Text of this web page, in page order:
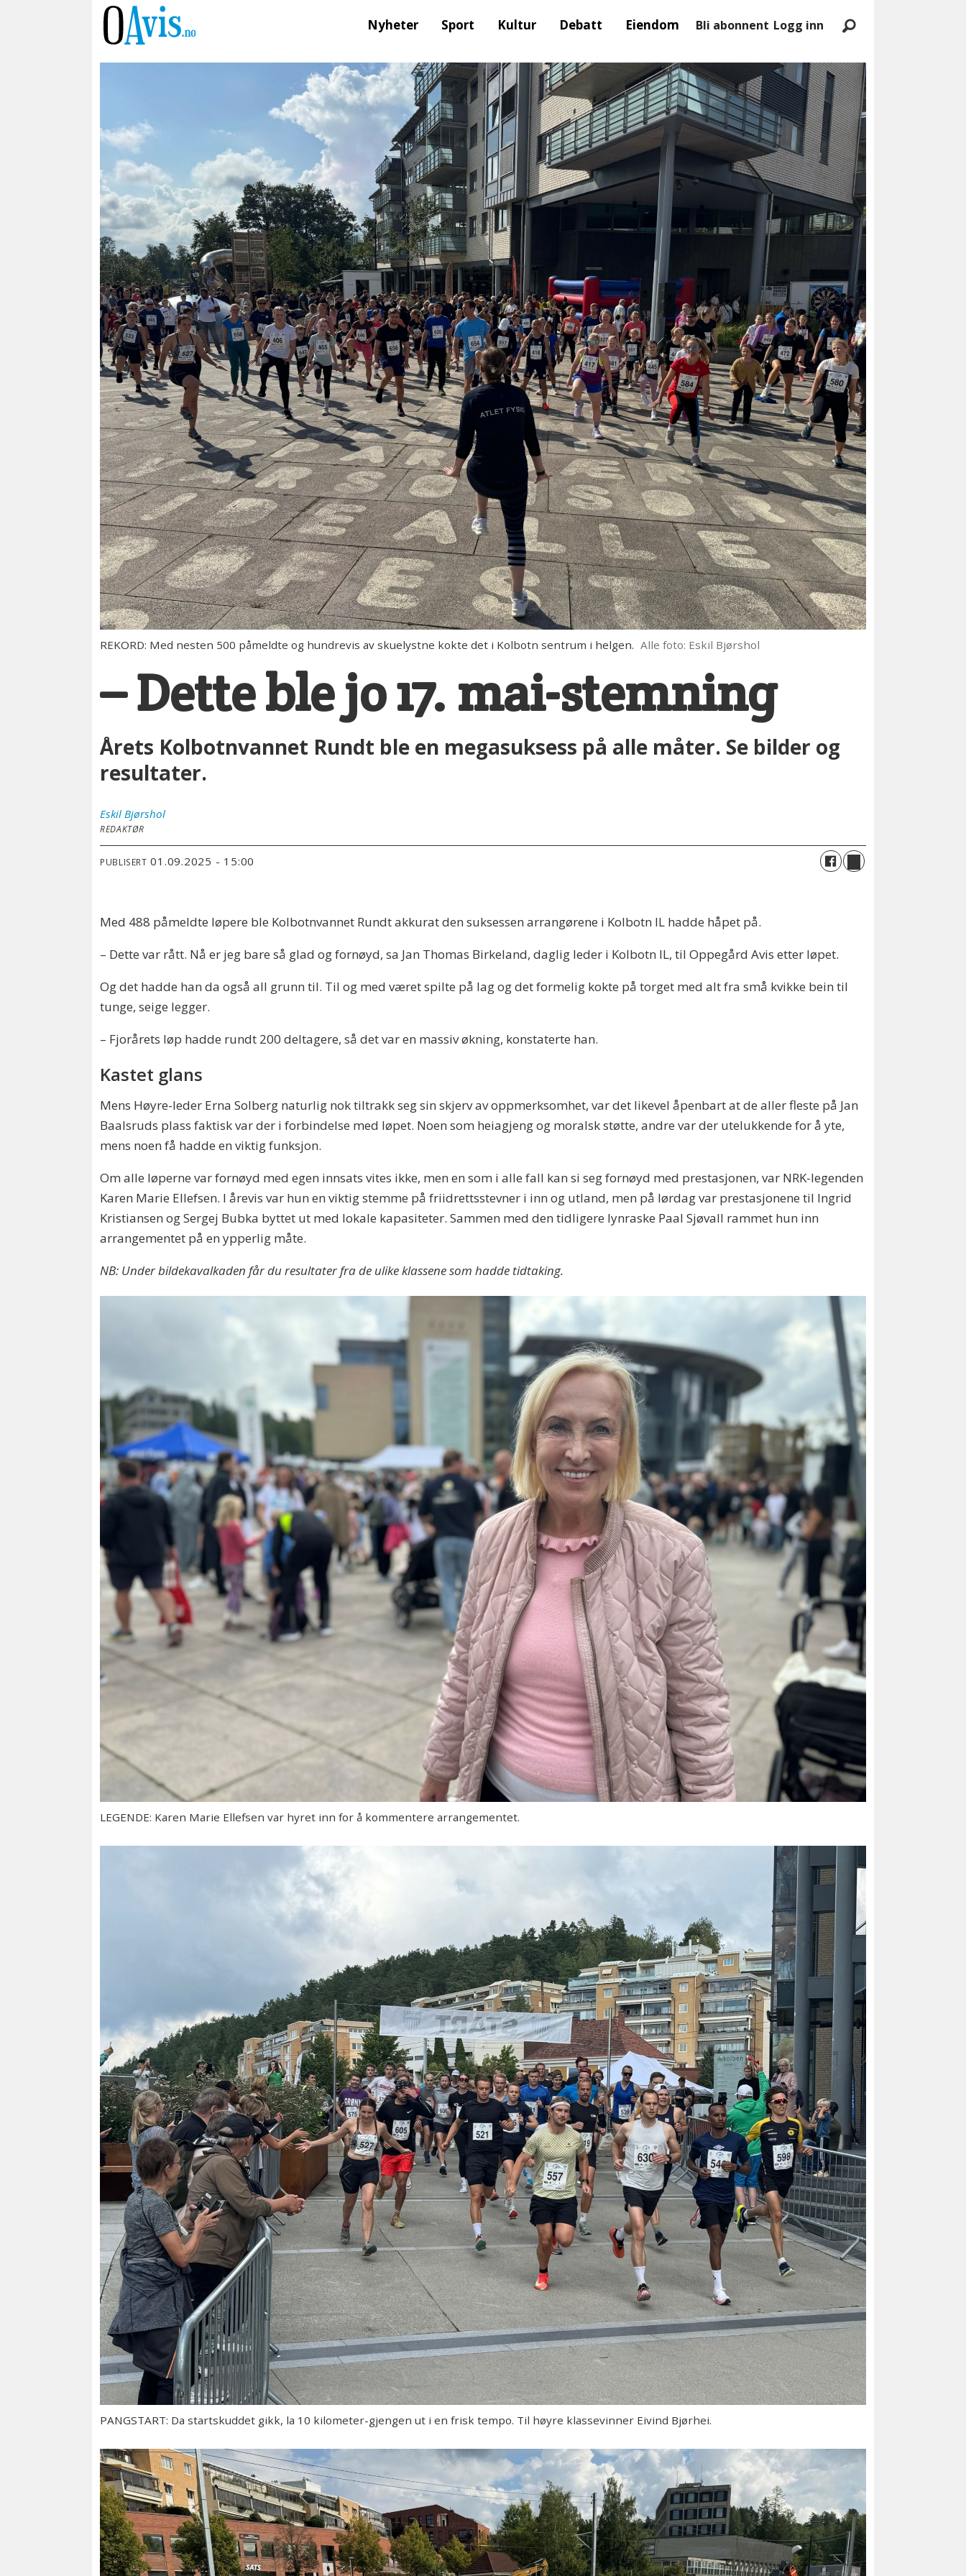
Nyheter Sport Kultur Debatt Eiendom Bli abonnent Logg inn
REKORD: Med nesten 500 påmeldte og hundrevis av skuelystne kokte det i Kolbotn sentrum i helgen. Alle foto: Eskil Bjørshol
– Dette ble jo 17. mai-stemning
Årets Kolbotnvannet Rundt ble en megasuksess på alle måter. Se bilder og
resultater.
Eskil Bjørshol
REDAKTØR
PUBLISERT 01.09.2025 - 15:00
Med 488 påmeldte løpere ble Kolbotnvannet Rundt akkurat den suksessen arrangørene i Kolbotn IL hadde håpet på.
– Dette var rått. Nå er jeg bare så glad og fornøyd, sa Jan Thomas Birkeland, daglig leder i Kolbotn IL, til Oppegård Avis etter løpet.
Og det hadde han da også all grunn til. Til og med været spilte på lag og det formelig kokte på torget med alt fra små kvikke bein til
tunge, seige legger.
– Fjorårets løp hadde rundt 200 deltagere, så det var en massiv økning, konstaterte han.
Kastet glans
Mens Høyre-leder Erna Solberg naturlig nok tiltrakk seg sin skjerv av oppmerksomhet, var det likevel åpenbart at de aller fleste på Jan
Baalsruds plass faktisk var der i forbindelse med løpet. Noen som heiagjeng og moralsk støtte, andre var der utelukkende for å yte,
mens noen få hadde en viktig funksjon.
Om alle løperne var fornøyd med egen innsats vites ikke, men en som i alle fall kan si seg fornøyd med prestasjonen, var NRK-legenden
Karen Marie Ellefsen. I årevis var hun en viktig stemme på friidrettsstevner i inn og utland, men på lørdag var prestasjonene til Ingrid
Kristiansen og Sergej Bubka byttet ut med lokale kapasiteter. Sammen med den tidligere lynraske Paal Sjøvall rammet hun inn
arrangementet på en ypperlig måte.
NB: Under bildekavalkaden får du resultater fra de ulike klassene som hadde tidtaking.
LEGENDE: Karen Marie Ellefsen var hyret inn for å kommentere arrangementet.
PANGSTART: Da startskuddet gikk, la 10 kilometer-gjengen ut i en frisk tempo. Til høyre klassevinner Eivind Bjørhei.